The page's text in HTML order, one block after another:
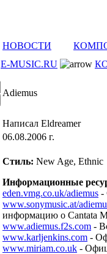
НОВОСТИ
E-MUSIC.RU
Adiemus
Написал Eldreamer
06.08.2006 г.
Стиль: New Age, Ethnic
Информационные
eden.vmg.co.uk/adiemus -
www.sonymusic.at/
информацию о Cantata
www.adiemus.f2s.com -
www.karljenkins.com -
www.miriam.co.uk -